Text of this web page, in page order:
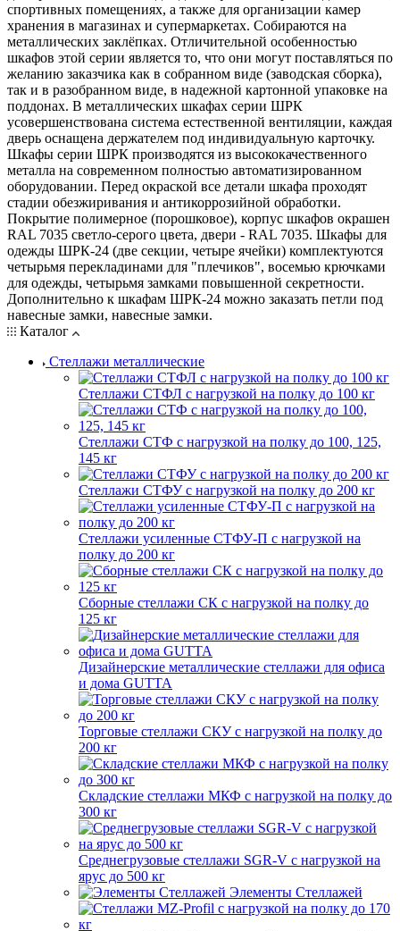
спортивных помещениях, а также для организации камер
хранения в магазинах и супермаркетах. Собираются на
металлических заклёпках. Отличительной особенностью
шкафов этой серии является то, что они могут поставляться по
желанию заказчика как в собранном виде (заводская сборка),
так и в разобранном виде, в надежной картонной упаковке на
поддонах. В металлических шкафах серии ШРК
усовершенствована система естественной вентиляции, каждая
дверь оснащена держателем под индивидуальную карточку.
Шкафы серии ШРК производятся из высококачественного
металла на современном полностью автоматизированном
оборудовании. Перед окраской все детали шкафа проходят
стадии обезжиривания и антикоррозийной обработки.
Покрытие полимерное (порошковое), корпус шкафов окрашен
RAL 7035 светло-серого цвета, двери - RAL 7035. Шкафы для
одежды ШРК-24 (две секции, четыре ячейки) комплектуются
четырьмя перекладинами для "плечиков", восемью крючками
для одежды, четырьмя замками повышенной секретности.
Дополнительно к шкафам ШРК-24 можно заказать петли под
навесные замки, навесные замки.
Каталог
Стеллажи металлические
Стеллажи СТФЛ с нагрузкой на полку до 100 кг
Стеллажи СТФ с нагрузкой на полку до 100, 125,
145 кг
Стеллажи СТФУ с нагрузкой на полку до 200 кг
Стеллажи усиленные СТФУ-П с нагрузкой на
полку до 200 кг
Сборные стеллажи СК с нагрузкой на полку до
125 кг
Дизайнерские металлические стеллажи для офиса
и дома GUTTA
Торговые стеллажи СКУ с нагрузкой на полку до
200 кг
Складские стеллажи МКФ с нагрузкой на полку до
300 кг
Среднегрузовые стеллажи SGR-V с нагрузкой на
ярус до 500 кг
Элементы Стеллажей